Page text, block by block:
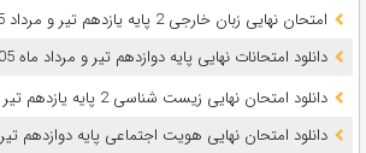
امتحان نهایی زبان خارجی 2 پایه یازدهم تیر و مرداد 1405 + فایل صوتی
دانلود امتحانات نهایی پایه دوازدهم تیر و مرداد ماه 1405
دانلود امتحان نهایی زیست شناسی 2 پایه یازدهم تیر 1405 + پاسخ
دانلود امتحان نهایی هویت اجتماعی پایه دوازدهم تیر 1405 + پاسخ